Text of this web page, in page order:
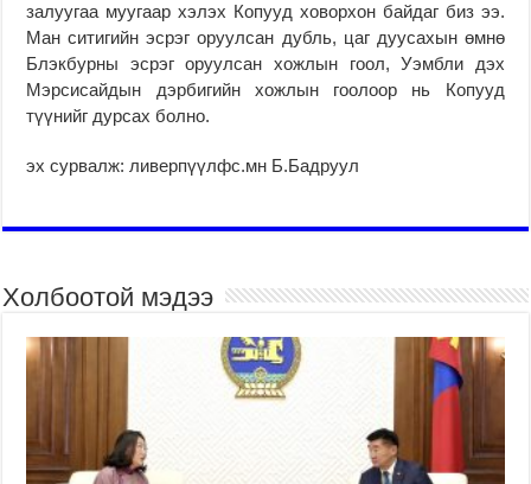
залуугаа муугаар хэлэх Копууд ховорхон байдаг биз ээ.
Ман ситигийн эсрэг оруулсан дубль, цаг дуусахын өмнө
Блэкбурны эсрэг оруулсан хожлын гоол, Уэмбли дэх
Мэрсисайдын дэрбигийн хожлын гоолоор нь Копууд
түүнийг дурсах болно.
эх сурвалж: ливерпүүлфс.мн Б.Бадруул
Холбоотой мэдээ